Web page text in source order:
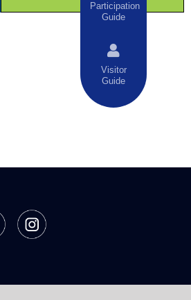
Participation
Guide
Visitor
Guide